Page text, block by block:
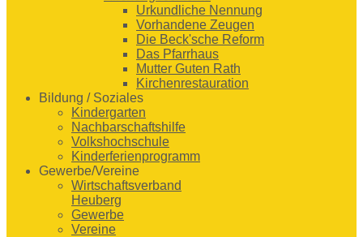
Urkundliche Nennung
Vorhandene Zeugen
Die Beck'sche Reform
Das Pfarrhaus
Mutter Guten Rath
Kirchenrestauration
Bildung / Soziales
Kindergarten
Nachbarschaftshilfe
Volkshochschule
Kinderferienprogramm
Gewerbe/Vereine
Wirtschaftsverband
Heuberg
Gewerbe
Vereine